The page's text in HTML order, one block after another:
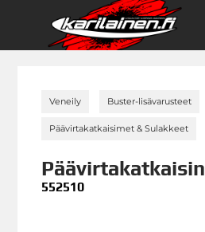
Veneily Buster-lisävarusteet
Päävirtakatkaisimet & Sulakkeet
Päävirtakatkaisin
552510